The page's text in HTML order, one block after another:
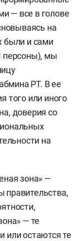
— все в голове
на
были и сами
персоны), мы
РТ. В ее
того или иного
доверия со
на
зона» —
правительства,
— те
или остаются те